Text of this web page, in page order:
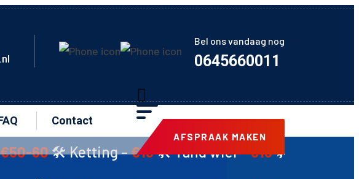
Bel ons vandaag nog
0645660011
Contact
AFSPRAAK MAKEN
–€15🛠️ Tand wiel –€15🛠️ Schijfremmen –